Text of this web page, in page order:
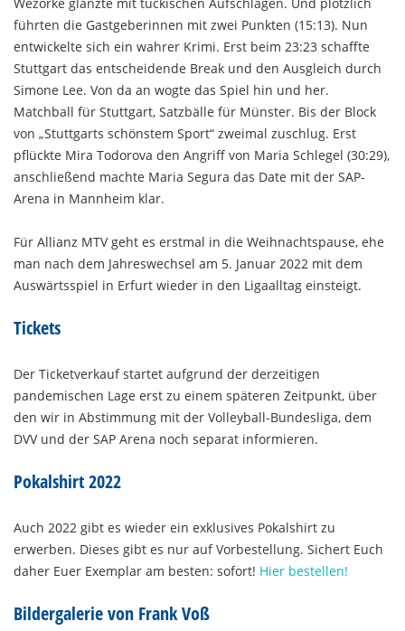
führten die Gastgeberinnen mit zwei Punkten (15:13). Nun
entwickelte sich ein wahrer Krimi. Erst beim 23:23 schaffte
Stuttgart das entscheidende Break und den Ausgleich durch
Simone Lee. Von da an wogte das Spiel hin und her.
Matchball für Stuttgart, Satzbälle für Münster. Bis der Block
von „Stuttgarts schönstem Sport“ zweimal zuschlug. Erst
pflückte Mira Todorova den Angriff von Maria Schlegel (30:29),
anschließend machte Maria Segura das Date mit der SAP-
Arena in Mannheim klar.
Für Allianz MTV geht es erstmal in die Weihnachtspause, ehe
man nach dem Jahreswechsel am 5. Januar 2022 mit dem
Auswärtsspiel in Erfurt wieder in den Ligaalltag einsteigt.
Tickets
Der Ticketverkauf startet aufgrund der derzeitigen
pandemischen Lage erst zu einem späteren Zeitpunkt, über
den wir in Abstimmung mit der Volleyball-Bundesliga, dem
DVV und der SAP Arena noch separat informieren.
Pokalshirt 2022
Auch 2022 gibt es wieder ein exklusives Pokalshirt zu
erwerben. Dieses gibt es nur auf Vorbestellung. Sichert Euch
daher Euer Exemplar am besten: sofort! Hier bestellen!
Bildergalerie von Frank Voß